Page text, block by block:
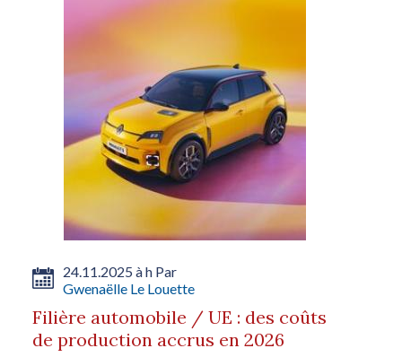
24.11.2025 à h Par
Gwenaëlle Le Louette
Filière automobile / UE : des coûts
de production accrus en 2026